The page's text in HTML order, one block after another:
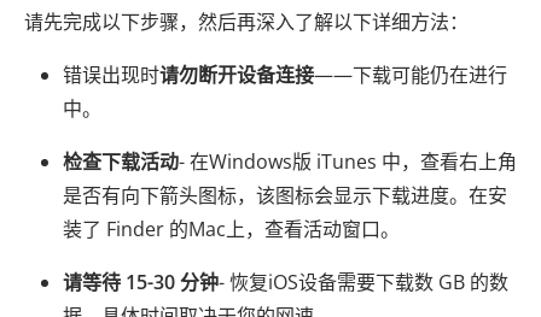
请先完成以下步骤，然后再深入了解以下详细方法：
错误出现时请勿断开设备连接——下载可能仍在进行
中。
检查下载活动- 在Windows版 iTunes 中，查看右上角
是否有向下箭头图标，该图标会显示下载进度。在安
装了 Finder 的Mac上，查看活动窗口。
请等待 15-30 分钟- 恢复iOS设备需要下载数 GB 的数